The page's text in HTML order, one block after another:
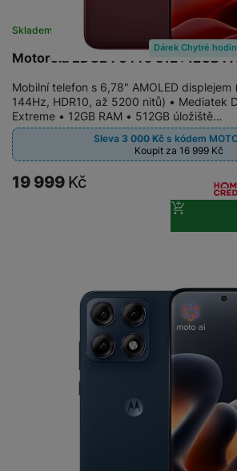
Motorola EDGE 70 Pro 512+12GB
Skladem
Dárek Chytré
Mobilní telefon s 6,78" AMOLED displejem
144Hz, HDR10, až 5200 nitů) • Mediatek
Extreme • 12GB RAM • 512GB úložiště…
Sleva 3 000Kč s kódem
Koupit za 16 999 Kč
19 999 Kč